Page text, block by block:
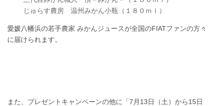
じゅらす農房 温州みかん小瓶（１８０ｍｌ）
愛媛八幡浜の若手農家 みかんジュースが全国のFIATファンの方々
に届けられます。
また、プレゼントキャンペーンの他に「7月13日（土）から15日